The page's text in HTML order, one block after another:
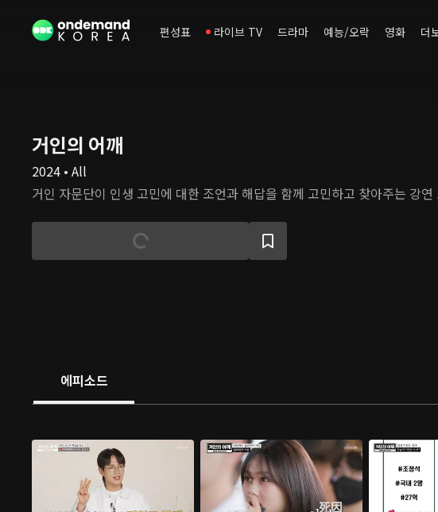
편성표 라이브 TV 드라마 예능/오락 영화 더
거인의 어깨
2024 • All
거인 자문단이 인생 고민에 대한 조언과 해답을 함께 고민하고 찾아주는 강연
에피소드